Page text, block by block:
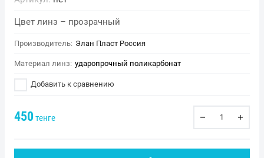
Цвет линз – прозрачный
Производитель: Элан Пласт Россия
Материал линз: ударопрочный поликарбонат
Добавить к сравнению
450тенге